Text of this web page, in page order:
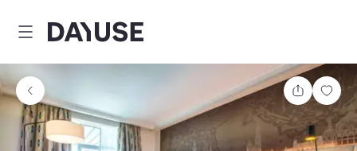
Dayuse
Teilen